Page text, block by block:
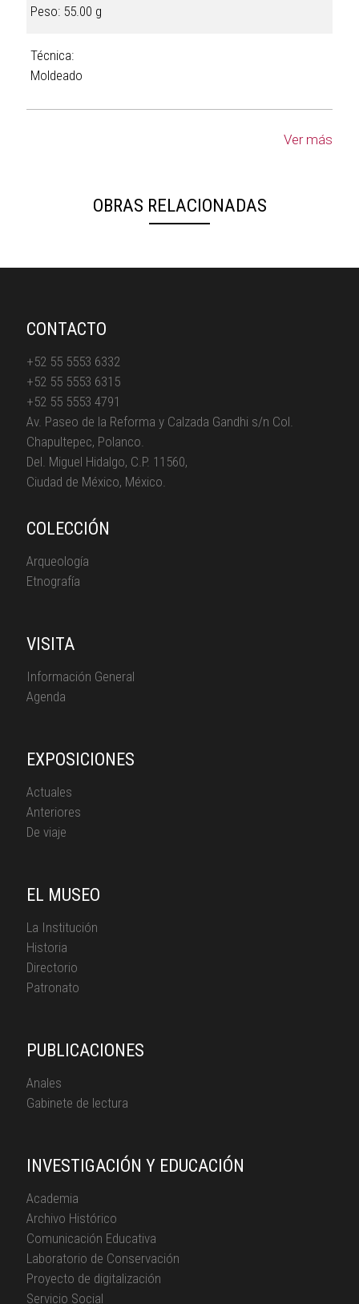
Peso: 55.00 g
Técnica:
Moldeado
Ver más
OBRAS RELACIONADAS
CONTACTO
+52 55 5553 6332
+52 55 5553 6315
+52 55 5553 4791
Av. Paseo de la Reforma y Calzada Gandhi s/n Col.
Chapultepec, Polanco.
Del. Miguel Hidalgo, C.P. 11560,
Ciudad de México, México.
COLECCIÓN
Arqueología
Etnografía
VISITA
Información General
Agenda
EXPOSICIONES
Actuales
Anteriores
De viaje
EL MUSEO
La Institución
Historia
Directorio
Patronato
PUBLICACIONES
Anales
Gabinete de lectura
INVESTIGACIÓN Y EDUCACIÓN
Academia
Archivo Histórico
Comunicación Educativa
Laboratorio de Conservación
Proyecto de digitalización
Servicio Social